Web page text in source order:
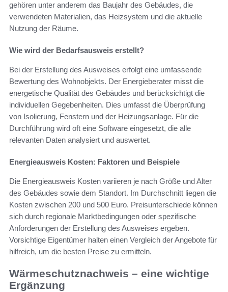
gehören unter anderem das Baujahr des Gebäudes, die
verwendeten Materialien, das Heizsystem und die aktuelle
Nutzung der Räume.
Wie wird der Bedarfsausweis erstellt?
Bei der Erstellung des Ausweises erfolgt eine umfassende
Bewertung des Wohnobjekts. Der Energieberater misst die
energetische Qualität des Gebäudes und berücksichtigt die
individuellen Gegebenheiten. Dies umfasst die Überprüfung
von Isolierung, Fenstern und der Heizungsanlage. Für die
Durchführung wird oft eine Software eingesetzt, die alle
relevanten Daten analysiert und auswertet.
Energieausweis Kosten: Faktoren und Beispiele
Die Energieausweis Kosten variieren je nach Größe und Alter
des Gebäudes sowie dem Standort. Im Durchschnitt liegen die
Kosten zwischen 200 und 500 Euro. Preisunterschiede können
sich durch regionale Marktbedingungen oder spezifische
Anforderungen der Erstellung des Ausweises ergeben.
Vorsichtige Eigentümer halten einen Vergleich der Angebote für
hilfreich, um die besten Preise zu ermitteln.
Wärmeschutznachweis – eine wichtige
Ergänzung